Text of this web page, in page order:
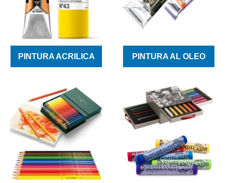
PINTURA ACRILICA PINTURA AL OLEO